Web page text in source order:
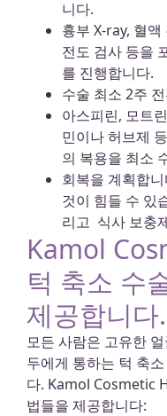
니다.
흉부 X-ray, 혈
전도 검사 등을
를 진행합니다.
수술 최소 2주
아스피린, 모트
민이나 허브제
의 복용을 최소
회복을 계획합
것이 힘들 수 있
리고 식사 보충
Kamol
턱 축소 수
제공합니다.
모든 사람은 고유한
두에게 통하는 턱 축
다. Kamol Cosmetic
법들을 제공합니다: